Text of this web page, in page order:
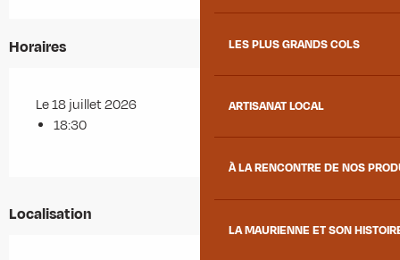
LES PLUS GRANDS COLS
ARTISANAT LOCAL
À LA RENCONTRE DE NOS
LA MAURIENNE ET SON
Horaires
Le 18 juillet 2026
18:30
Localisation